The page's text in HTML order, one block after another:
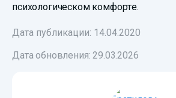
психологическом комфорте.
Дата публикации: 14.04.2020
Дата обновления: 29.03.2026